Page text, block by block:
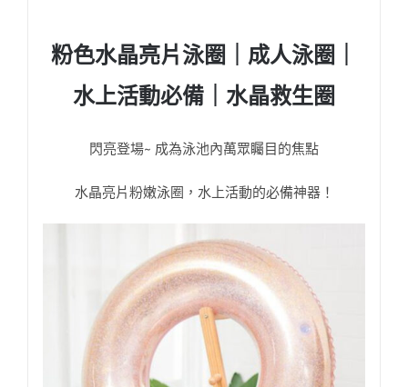
粉色水晶亮片泳圈｜成人泳圈｜
水上活動必備｜水晶救生圈
閃亮登場~ 成為泳池內萬眾矚目的焦點
水晶亮片粉嫩泳圈，水上活動的必備神器！